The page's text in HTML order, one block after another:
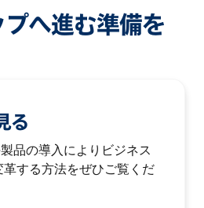
へ進む準備を
る
品の導入によりビジネス
する方法をぜひご覧くだ